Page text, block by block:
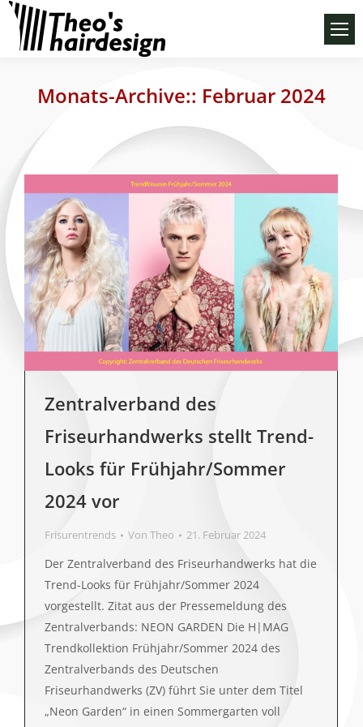
Monats-Archive:: Februar 2024
Zentralverband des
Friseurhandwerks stellt Trend-
Looks für Frühjahr/Sommer
2024 vor
Frisurentrends Von Theo 21. Februar 2024
Der Zentralverband des Friseurhandwerks hat die
Trend-Looks für Frühjahr/Sommer 2024
vorgestellt. Zitat aus der Pressemeldung des
Zentralverbands: NEON GARDEN Die H|MAG
Trendkollektion Frühjahr/Sommer 2024 des
Zentralverbands des Deutschen
Friseurhandwerks (ZV) führt Sie unter dem Titel
„Neon Garden“ in einen Sommergarten voll